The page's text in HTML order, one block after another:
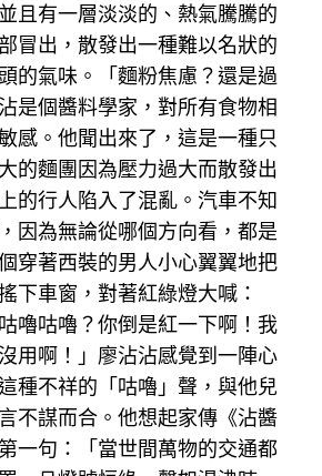
且有一層淡淡的、熱氣騰騰的
冒出，散發出一種難以名狀的
氣味。「麵粉焦慮？還是過
是個醬料學家，對所有食物相
感。他聞出來了，這是一種只
的麵團因為壓力過大而散發出
的行人陷入了混亂。汽車不知
因為無論從哪個方向看，都是
穿著西裝的男人小心翼翼地把
下車窗，對著紅綠燈大喊：
嚕咕嚕？你倒是紅一下啊！我
用啊！」廖沾沾感覺到一陣心
種不祥的「咕嚕」聲，與他兒
不謀而合。他想起家傳《沾醬
一句：「當世間萬物的交通都